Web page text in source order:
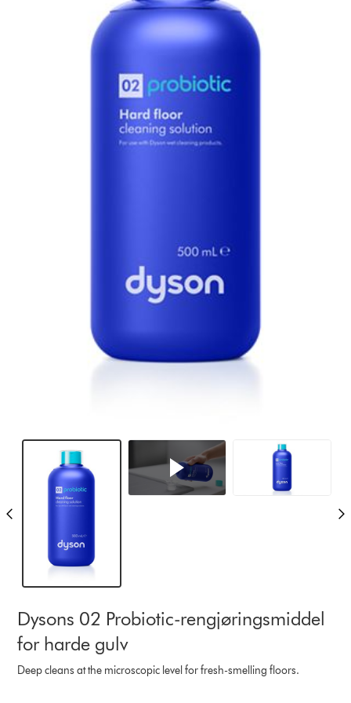
Dysons 02 Probiotic-rengjøringsmiddel
for harde gulv
Deep cleans at the microscopic level for fresh-smelling floors.